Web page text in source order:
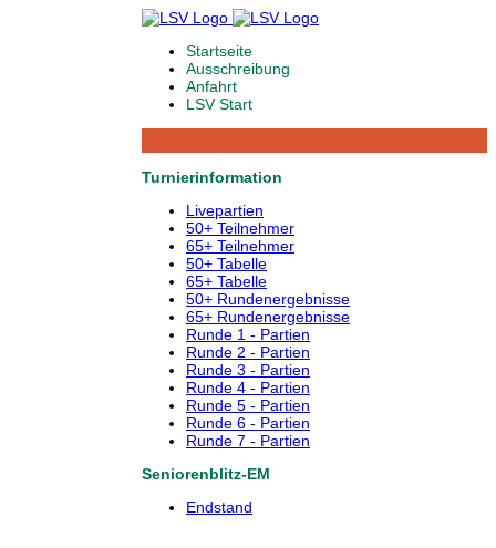
Startseite
Ausschreibung
Anfahrt
LSV Start
Turnierinformation
Livepartien
50+ Teilnehmer
65+ Teilnehmer
50+ Tabelle
65+ Tabelle
50+ Rundenergebnisse
65+ Rundenergebnisse
Runde 1 - Partien
Runde 2 - Partien
Runde 3 - Partien
Runde 4 - Partien
Runde 5 - Partien
Runde 6 - Partien
Runde 7 - Partien
Seniorenblitz-EM
Endstand